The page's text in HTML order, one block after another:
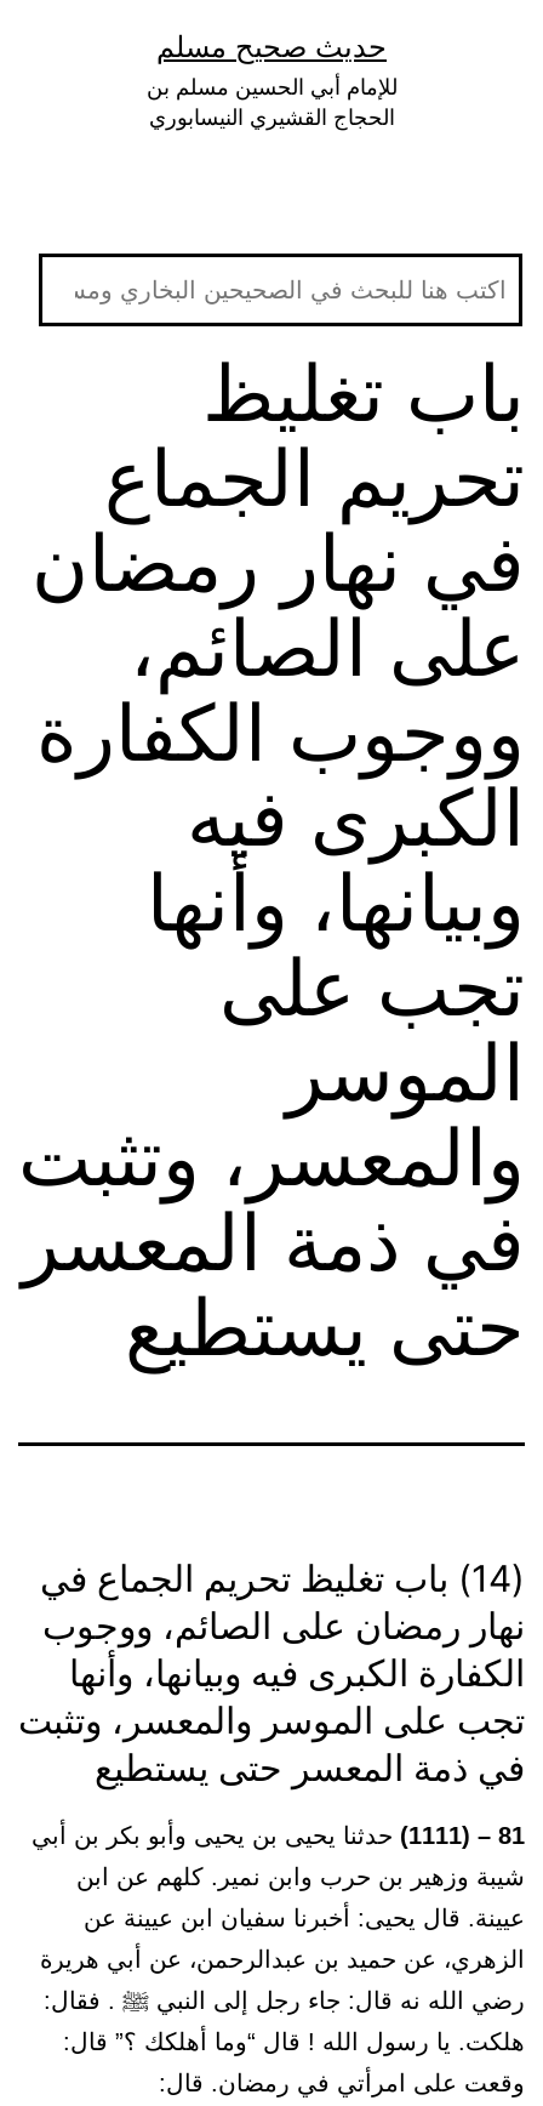
حديث صحيح مسلم
للإمام أبي الحسين مسلم بن
الحجاج القشيري النيسابوري
باب تغليظ
تحريم الجماع
في نهار رمضان
على الصائم،
ووجوب الكفارة
الكبرى فيه
وبيانها، وأنها
تجب على
الموسر
والمعسر، وتثبت
في ذمة المعسر
حتى يستطيع
(14) باب تغليظ تحريم الجماع في
نهار رمضان على الصائم، ووجوب
الكفارة الكبرى فيه وبيانها، وأنها
تجب على الموسر والمعسر، وتثبت
في ذمة المعسر حتى يستطيع
81 – (1111)
حدثنا يحيى بن يحيى وأبو بكر بن أبي
شيبة وزهير بن حرب وابن نمير. كلهم عن ابن
عيينة. قال يحيى: أخبرنا سفيان ابن عيينة عن
الزهري، عن حميد بن عبدالرحمن، عن أبي هريرة
رضي الله نه قال: جاء رجل إلى النبي ﷺ . فقال:
هلكت. يا رسول الله ! قال “وما أهلكك ؟” قال:
وقعت على امرأتي في رمضان. قال: